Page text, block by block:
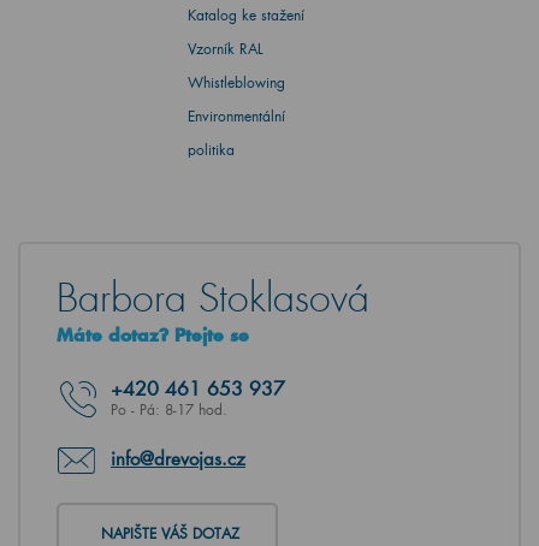
Katalog ke stažení
Vzorník RAL
Whistleblowing
Environmentální
politika
Barbora Stoklasová
Máte dotaz? Ptejte se
+420 461 653 937
Po - Pá: 8-17 hod.
info@drevojas.cz
NAPIŠTE VÁŠ DOTAZ